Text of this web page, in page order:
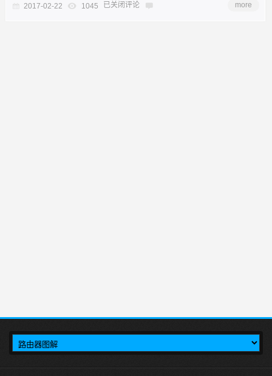
2017-02-22 1045 已关闭评论 more